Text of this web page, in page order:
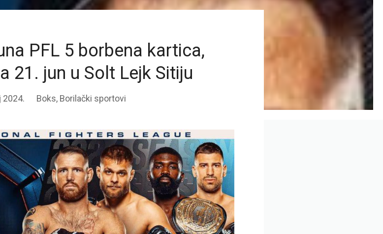
PFL 5 borbena kartica,
21. jun u Solt Lejk Sitiju
2024. Boks, Borilački sportovi